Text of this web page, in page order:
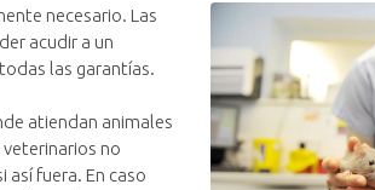
necesario. Las
acudir a un
las garantías.
atiendan animales
no
fuera. En caso